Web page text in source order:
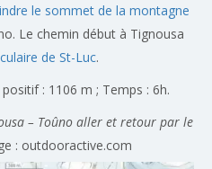
le sommet de la montagne
Le chemin début à Tignousa
de St-Luc.
: 1106 m ; Temps : 6h.
– Toûno aller et retour par le
: outdooractive.com